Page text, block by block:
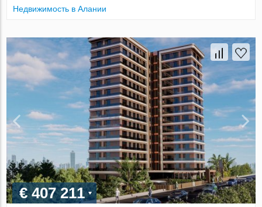
Недвижимость в Алании
€ 407 211